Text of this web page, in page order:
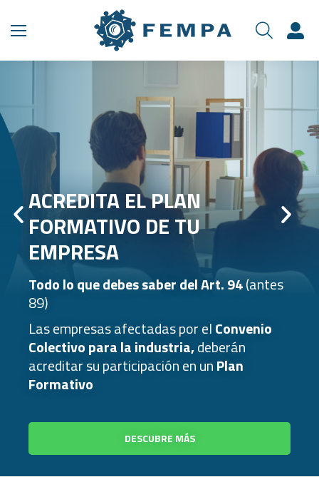
ACREDITA EL PLAN
FORMATIVO DE TU
EMPRESA
Todo lo que debes saber del Art. 94(antes
89)
Las empresas afectadas por elConvenio
Colectivo para la industria,deberán
acreditar su participación en unPlan
Formativo
DESCUBRE MÁS